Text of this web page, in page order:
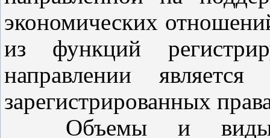
экономических
из функций
направлении
зарегистрированных
Объемы и виды